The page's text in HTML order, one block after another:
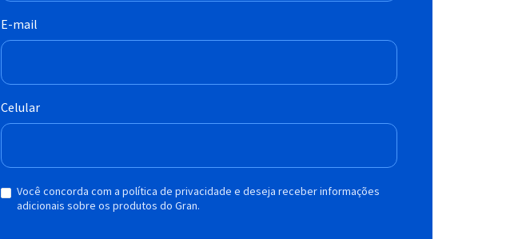
E-mail
Celular
Você concorda com a política de privacidade e deseja receber informações
adicionais sobre os produtos do Gran.